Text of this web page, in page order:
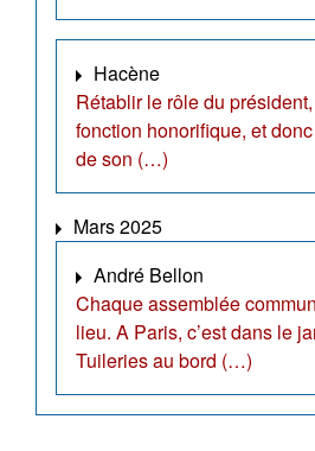
Hacène
Rétablir le rôle du
fonction honorifique, et
de son (…)
Mars 2025
André Bellon
Chaque assemblée
lieu. A Paris, c’est dans le
Tuileries au bord (…)